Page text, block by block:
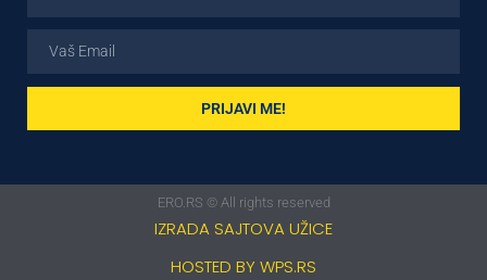
PRIJAVI ME!
ERO.RS © All rights reserved
IZRADA SAJTOVA UŽICE
HOSTED BY WPS.RS